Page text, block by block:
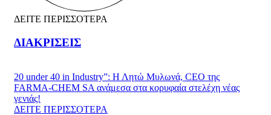
ΔΕΙΤΕ ΠΕΡΙΣΣΟΤΕΡΑ
ΔΙΑΚΡΙΣΕΙΣ
20 under 40 in Industry”: Η Λητώ Μυλωνά, CEO της
FARMA-CHEM SA ανάμεσα στα κορυφαία στελέχη νέας
γενιάς!
ΔΕΙΤΕ ΠΕΡΙΣΣΟΤΕΡΑ